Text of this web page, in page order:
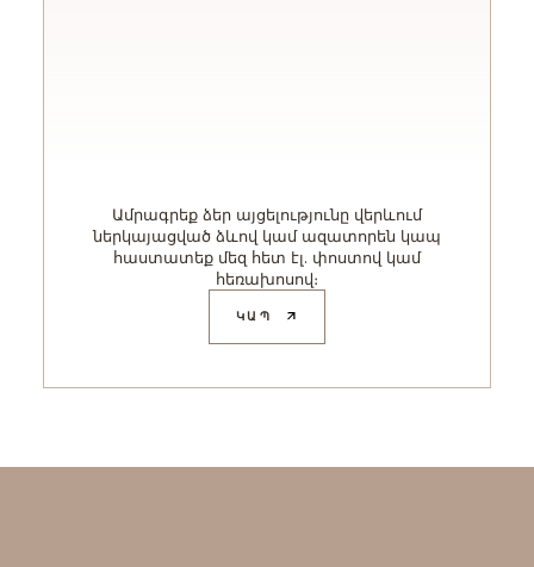
Ամրագրեք ձեր այցելությունը վերևում
ներկայացված ձևով կամ ազատորեն կապ
հաստատեք մեզ հետ էլ. փոստով կամ
հեռախոսով։
ԿԱՊ